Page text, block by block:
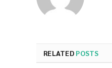
RELATED POSTS